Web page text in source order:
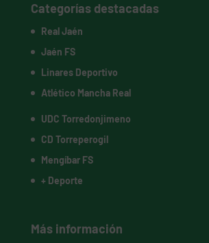
Categorías destacadas
Real Jaén
Jaén FS
Linares Deportivo
Atlético Mancha Real
UDC Torredonjimeno
CD Torreperogil
Mengíbar FS
+ Deporte
Más información